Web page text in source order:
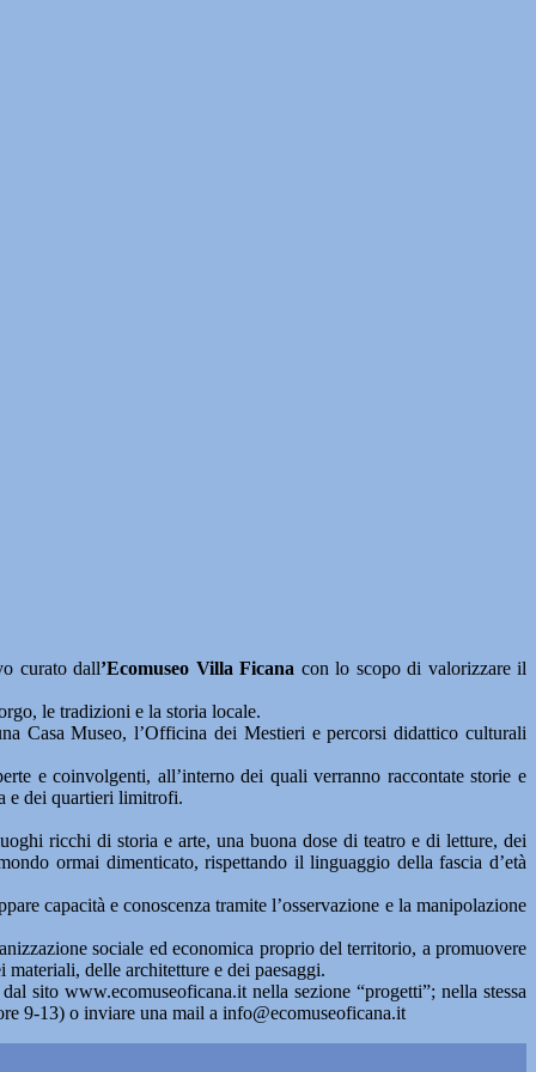
curato dall’Ecomuseo Villa Ficana con lo scopo di valorizzare il
le tradizioni e la storia locale.
Casa Museo, l’Officina dei Mestieri e percorsi didattico culturali
e coinvolgenti, all’interno dei quali verranno raccontate storie e
e dei quartieri limitrofi.
ricchi di storia e arte, una buona dose di teatro e di letture, dei
ormai dimenticato, rispettando il linguaggio della fascia d’età
capacità e conoscenza tramite l’osservazione e la manipolazione
sociale ed economica proprio del territorio, a promuovere
delle architetture e dei paesaggi.
sito www.ecomuseoficana.it nella sezione “progetti”; nella stessa
9-13) o inviare una mail a info@ecomuseoficana.it